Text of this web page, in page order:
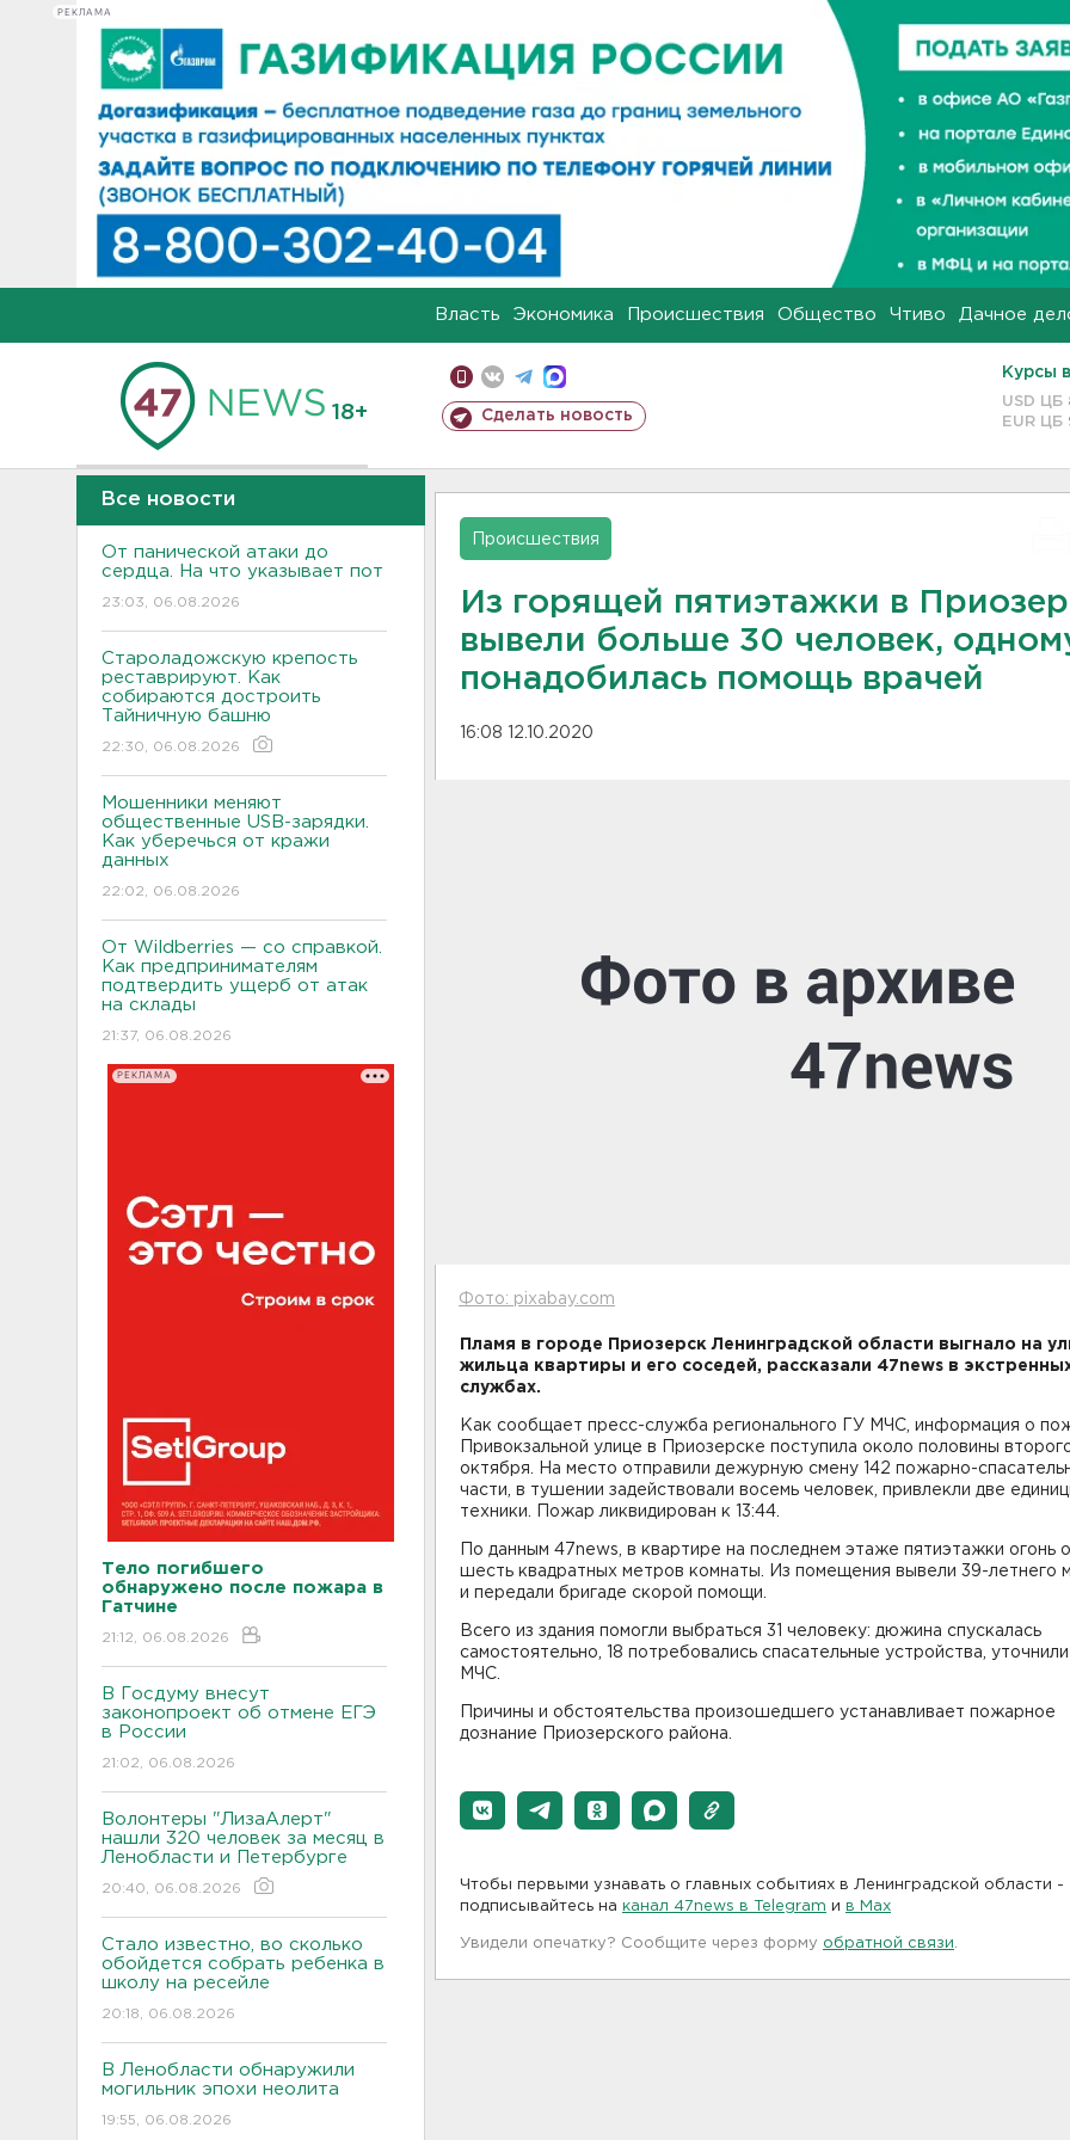
РЕКЛАМА
Власть Экономика Происшествия Общество Чтиво Дачное
18+ Сделать новость
Курсы
USD ЦБ
EUR ЦБ
Все новости
От панической атаки до
сердца. На что указывает пот
23:03, 06.08.2026
Староладожскую крепость
реставрируют. Как
собираются достроить
Тайничную башню
22:30, 06.08.2026
Мошенники меняют
общественные USB-зарядки.
Как уберечься от кражи
данных
22:02, 06.08.2026
От Wildberries — со справкой.
Как предпринимателям
подтвердить ущерб от атак
на склады
21:37, 06.08.2026
РЕКЛАМА
Тело погибшего
обнаружено после пожара в
Гатчине
21:12, 06.08.2026
В Госдуму внесут
законопроект об отмене ЕГЭ
в России
21:02, 06.08.2026
Волонтеры "ЛизаАлерт"
нашли 320 человек за месяц в
Ленобласти и Петербурге
20:40, 06.08.2026
Стало известно, во сколько
обойдется собрать ребенка в
школу на ресейле
20:18, 06.08.2026
В Ленобласти обнаружили
могильник эпохи неолита
19:55, 06.08.2026
Происшествия
Из горящей пятиэтажки в
вывели больше 30 человек,
понадобилась помощь врачей
16:08 12.10.2020
Фото: pixabay.com
Пламя в городе Приозерск Ленинградской области выгнало на
жильца квартиры и его соседей, рассказали 47news в
службах.
Как сообщает пресс-служба регионального ГУ МЧС, информация о
Привокзальной улице в Приозерске поступила около половины
октября. На место отправили дежурную смену 142 пожарно-
части, в тушении задействовали восемь человек, привлекли две
техники. Пожар ликвидирован к 13:44.
По данным 47news, в квартире на последнем этаже пятиэтажки огонь
шесть квадратных метров комнаты. Из помещения вывели 39-летнего
и передали бригаде скорой помощи.
Всего из здания помогли выбраться 31 человеку: дюжина спускалась
самостоятельно, 18 потребовались спасательные устройства,
МЧС.
Причины и обстоятельства произошедшего устанавливает пожарное
дознание Приозерского района.
Чтобы первыми узнавать о главных событиях в Ленинградской области -
подписывайтесь на канал 47news в Telegram и в Maх
Увидели опечатку? Сообщите через форму обратной связи